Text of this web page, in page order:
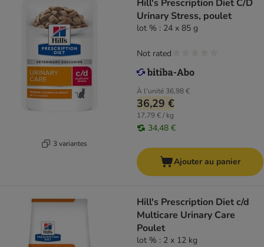
3 variantes
Hill's Prescription Diet C/D
Urinary Stress, poulet
lot % : 24 x 85 g
À l'unité 36,98 €
36,29 €
17,79 € / kg
34,48 €
Not rated
Ajouter au panier
Hill's Prescription Diet c/d
Multicare Urinary Care
Poulet
lot % : 2 x 12 kg